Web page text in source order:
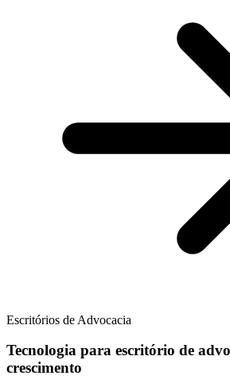
Escritórios de Advocacia
Tecnologia para escritório de
crescimento